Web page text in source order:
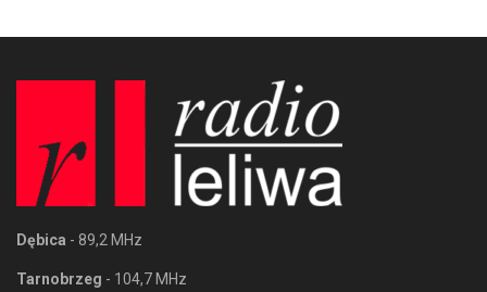
Dębica - 89,2 MHz
Tarnobrzeg - 104,7 MHz